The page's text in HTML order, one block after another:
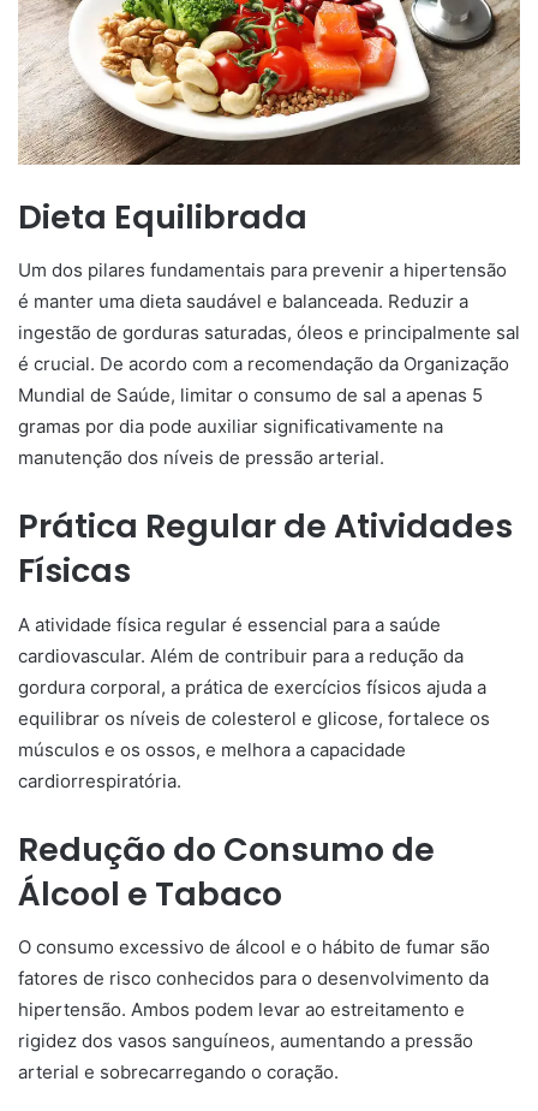
Dieta Equilibrada
Um dos pilares fundamentais para prevenir a hipertensão
é manter uma dieta saudável e balanceada. Reduzir a
ingestão de gorduras saturadas, óleos e principalmente sal
é crucial. De acordo com a recomendação da Organização
Mundial de Saúde, limitar o consumo de sal a apenas 5
gramas por dia pode auxiliar significativamente na
manutenção dos níveis de pressão arterial.
Prática Regular de Atividades
Físicas
A atividade física regular é essencial para a saúde
cardiovascular. Além de contribuir para a redução da
gordura corporal, a prática de exercícios físicos ajuda a
equilibrar os níveis de colesterol e glicose, fortalece os
músculos e os ossos, e melhora a capacidade
cardiorrespiratória.
Redução do Consumo de
Álcool e Tabaco
O consumo excessivo de álcool e o hábito de fumar são
fatores de risco conhecidos para o desenvolvimento da
hipertensão. Ambos podem levar ao estreitamento e
rigidez dos vasos sanguíneos, aumentando a pressão
arterial e sobrecarregando o coração.